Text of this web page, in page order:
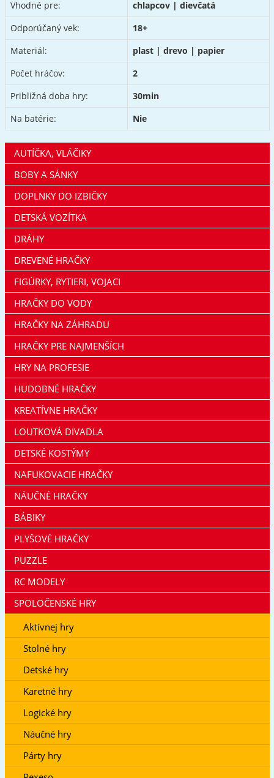
Vhodné pre:
chlapcov | dievčatá
Odporúčaný vek:
18+
Materiál:
plast | drevo | papier
Počet hráčov:
2
Približná doba hry:
30min
Na batérie:
Nie
AUTÍČKA, VLÁČIKY
BOBY A SÁNKY
DOPLNKY DO IZBIČKY
DETSKÁ VOZÍTKA
DRÁHY
DREVENÉ HRAČKY
FIGÚRKY, RYTIERI, VOJACI
HRAČKY DO VODY
HRAČKY NA ZÁHRADU
HRAČKY PRE NAJMENŠÍCH
HRY NA PROFESIE
HUDOBNÉ HRAČKY
KREATÍVNE HRAČKY
LOUTKOVÁ DIVADLA
DETSKÉ KOSTÝMY
NAFUKOVACIE HRAČKY
NÁUČNÉ HRAČKY
BÁBIKY
PLYŠOVÉ HRAČKY
PUZZLE
RC MODELY
SPOLOČENSKÉ HRY
Aktívnej hry
Stolné hry
Detské hry
Karetné hry
Logické hry
Náučné hry
Párty hry